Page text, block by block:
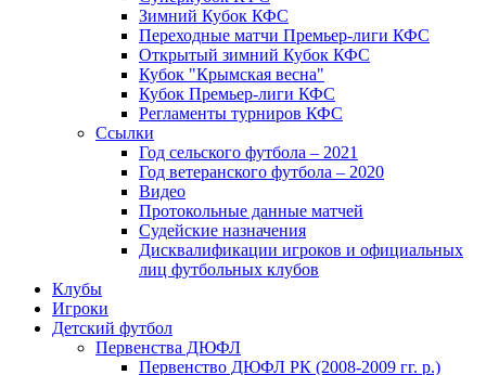
Зимний Кубок КФС
Переходные матчи Премьер-лиги КФС
Открытый зимний Кубок КФС
Кубок "Крымская весна"
Кубок Премьер-лиги КФС
Регламенты турниров КФС
Ссылки
Год сельского футбола – 2021
Год ветеранского футбола – 2020
Видео
Протокольные данные матчей
Судейские назначения
Дисквалификации игроков и официальных
лиц футбольных клубов
Клубы
Игроки
Детский футбол
Первенства ДЮФЛ
Первенство ДЮФЛ РК (2008-2009 гг. р.)